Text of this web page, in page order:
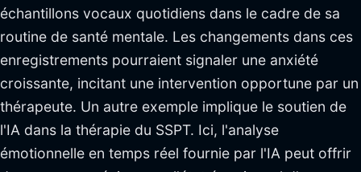
échantillons vocaux quotidiens dans le cadre de sa
routine de santé mentale. Les changements dans ces
enregistrements pourraient signaler une anxiété
croissante, incitant une intervention opportune par un
thérapeute. Un autre exemple implique le soutien de
l'IA dans la thérapie du SSPT. Ici, l'analyse
émotionnelle en temps réel fournie par l'IA peut offrir